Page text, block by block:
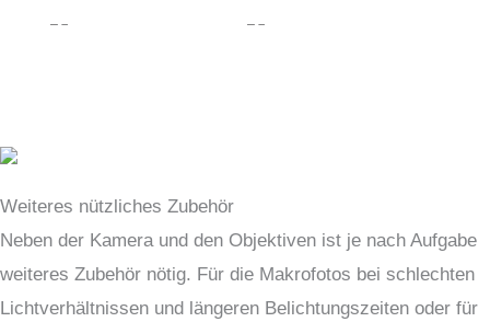
Weiteres nützliches Zubehör
Neben der Kamera und den Objektiven ist je nach Aufgabe
weiteres Zubehör nötig. Für die Makrofotos bei schlechten
Lichtverhältnissen und längeren Belichtungszeiten oder für